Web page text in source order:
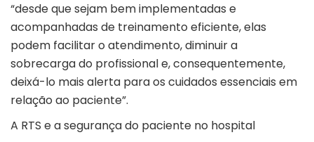
“desde que sejam bem implementadas e
acompanhadas de treinamento eficiente, elas
podem facilitar o atendimento, diminuir a
sobrecarga do profissional e, consequentemente,
deixá-lo mais alerta para os cuidados essenciais em
relação ao paciente”.
A RTS e a segurança do paciente no hospital